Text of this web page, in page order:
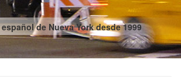
de Nueva York desde 1999